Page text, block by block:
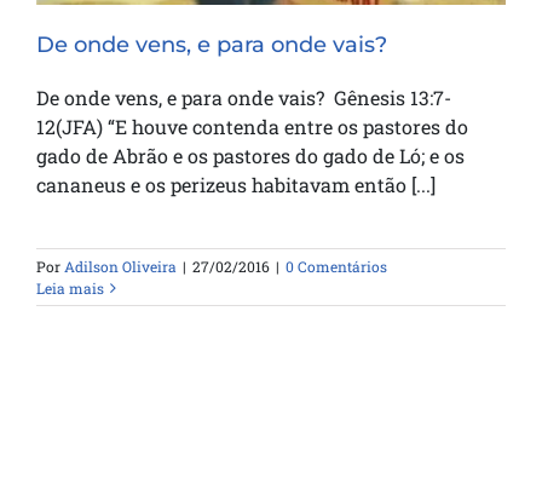
De onde vens, e para onde vais?
De onde vens, e para onde vais? Gênesis 13:7-
12(JFA) “E houve contenda entre os pastores do
gado de Abrão e os pastores do gado de Ló; e os
cananeus e os perizeus habitavam então [...]
PorAdilson Oliveira | 27/02/2016 | 0 Comentários
Leia mais